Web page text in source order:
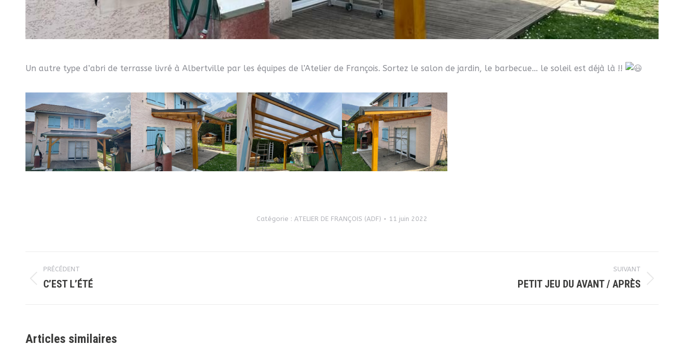
Un autre type d’abri de terrasse livré à Albertville par les équipes de l’Atelier de François. Sortez le salon de jardin, le barbecue… le soleil est déjà là !!
Catégorie : ATELIER DE FRANÇOIS (ADF) 11 juin 2022
Navigation
article
PRÉCÉDENT
Article
C’EST L’ÉTÉ
SUIVANT
PETIT JEU DU AVANT / APRÈS
Articles similaires